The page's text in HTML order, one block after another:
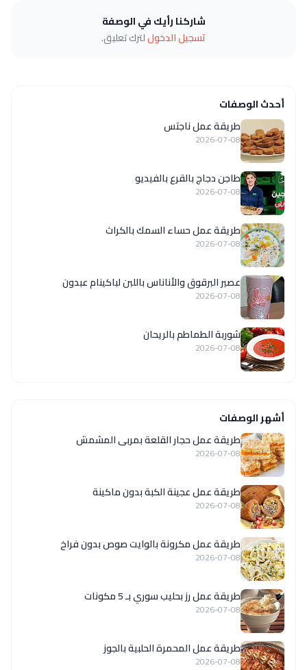
شاركنا رأيك في الوصفة
تسجيل الدخوللترك تعليق.
أحدث الوصفات
طريقة عمل ناجتس
2026-07-08
طاجن دجاج بالقرع بالفيديو
2026-07-08
طريقة عمل حساء السمك بالكراث
2026-07-08
عصير البرقوق والأناناس باللبن لباكينام عبدون
2026-07-08
شوربة الطماطم بالريحان
2026-07-08
أشهر الوصفات
طريقة عمل حجار القلعة بمربى المشمش
2026-07-08
طريقة عمل عجينة الكبة بدون ماكينة
2026-07-08
طريقة عمل مكرونة بالوايت صوص بدون فراخ
2026-07-08
طريقة عمل رز بحليب سوري بـ 5 مكونات
2026-07-08
طريقة عمل المحمرة الحلبية بالجوز
2026-07-08